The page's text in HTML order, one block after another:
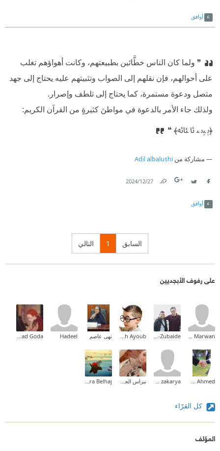
أوافق
❞ ولما كان الناس خطَّائين بطبيعتهم، وكانت أهواؤهم تغلب
على أحوالهم، فإن نقلهم إلى الصواب وتثبيتهم عليه يحتاج إلى جهد
متصل ودعوة مستمرة، كما يحتاج إلى تلطف وإصرار.
⁠‫ولذلك جاء الأمر بالدعوة في مواطنَ كثيرةٍ من القرآن الكريم:
⁠‫﴿ﯦ ﯧﯨ ﯩ ﯪ ﯫﯬ﴾ ❝
مشاركة من Adil albalushi
27‏/12‏/2024
أوافق
السابق 1 التالي
على رفوف الأبجديين
Bahaa Marwan
Mohammad Al-Zubaide
Abdallah Ayoub نهى عاصم Hadeel
Jihad Goda
Reham Ahmed
Asmaa zakarya نبراس الجيلاني Sabra Belhaj
كل القرّاء
المؤلف